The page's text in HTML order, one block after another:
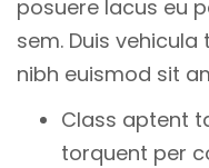
posuere lacus eu
sem. Duis
nibh euismod sit
Class aptent
torquent per